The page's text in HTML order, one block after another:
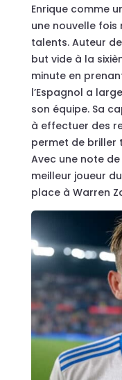
Enrique comme
une nouvelle fois
talents. Auteur
but vide à la
minute en
l’Espagnol a
son équipe. Sa
à effectuer des
permet de briller
Avec une note
meilleur joueur
place à Warren